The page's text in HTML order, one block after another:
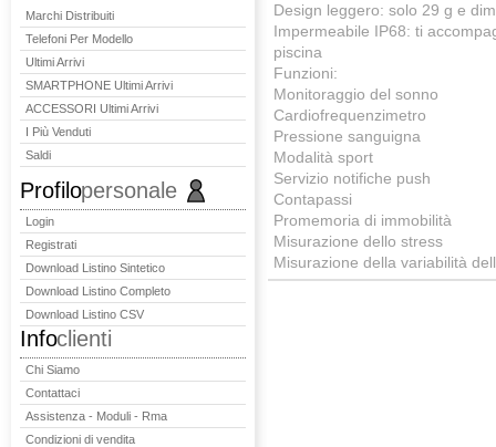
Marchi Distribuiti
Telefoni Per Modello
Ultimi Arrivi
SMARTPHONE Ultimi Arrivi
ACCESSORI Ultimi Arrivi
I Più Venduti
Saldi
Profilopersonale
Login
Registrati
Download Listino Sintetico
Download Listino Completo
Download Listino CSV
Infoclienti
Chi Siamo
Contattaci
Assistenza - Moduli - Rma
Condizioni di vendita
Design leggero: solo 29 g e
Impermeabile IP68: ti
piscina
Funzioni:
Monitoraggio del sonno
Cardiofrequenzimetro
Pressione sanguigna
Modalità sport
Servizio notifiche push
Contapassi
Promemoria di immobilità
Misurazione dello stress
Misurazione della variabilità